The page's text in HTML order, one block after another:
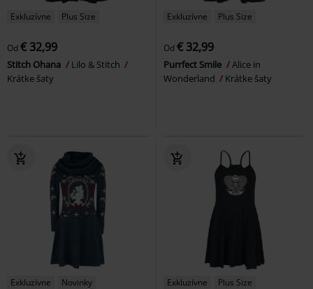
Exkluzívne Plus Size
Od € 32,99
Stitch Ohana
Lilo & Stitch
Krátke šaty
Exkluzívne Plus Size
Od € 32,99
Purrfect Smile
Alice in
Wonderland
Krátke šaty
Exkluzívne
Novinky
Exkluzívne Plus Size